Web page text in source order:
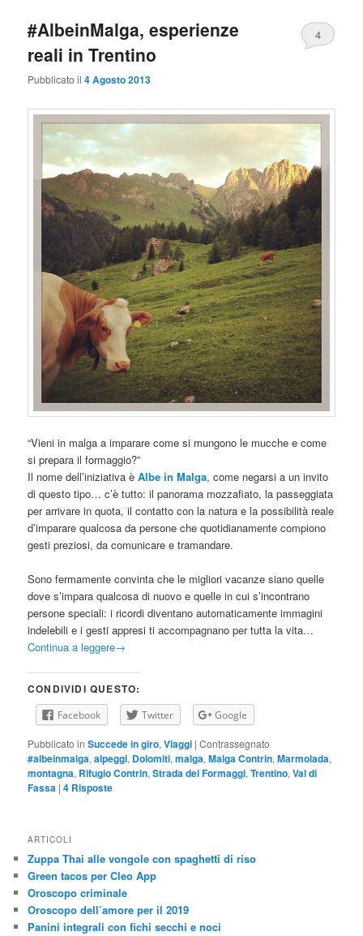
#AlbeinMalga, esperienze
reali in Trentino
Pubblicato il4 Agosto 2013
4
“Vieni in malga a imparare come si mungono le mucche e come
si prepara il formaggio?”
Il nome dell’iniziativa èAlbe in Malga, come negarsi a un invito
di questo tipo… c’è tutto: il panorama mozzafiato, la passeggiata
per arrivare in quota, il contatto con la natura e la possibilità reale
d’imparare qualcosa da persone che quotidianamente compiono
gesti preziosi, da comunicare e tramandare.
Sono fermamente convinta che le migliori vacanze siano quelle
dove s’impara qualcosa di nuovo e quelle in cui s’incontrano
persone speciali: i ricordi diventano automaticamente immagini
indelebili e i gesti appresi ti accompagnano per tutta la vita…
Continua a leggere→
CONDIVIDI QUESTO:
Facebook Twitter Google
Pubblicato in Succede in giro,Viaggi |Contrassegnato
#albeinmalga,alpeggi, Dolomiti,malga,Malga Contrin,Marmolada,
montagna, Rifugio Contrin,Strada dei Formaggi,Trentino,Val di
Fassa |4 Risposte
ARTICOLI
Zuppa Thai alle vongole con spaghetti di riso
Green tacos per Cleo App
Oroscopo criminale
Oroscopo dell’amore per il 2019
Panini integrali con fichi secchi e noci